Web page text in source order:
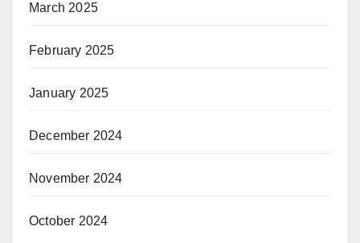
March 2025
February 2025
January 2025
December 2024
November 2024
October 2024